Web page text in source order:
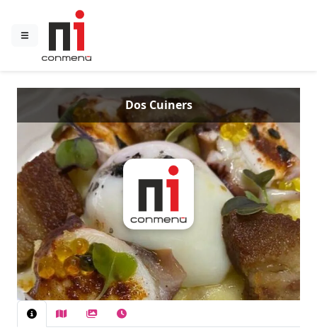
Dos Cuiners